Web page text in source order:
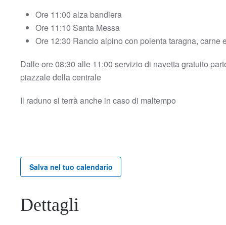
Ore 11:00 alza bandiera
Ore 11:10 Santa Messa
Ore 12:30 Rancio alpino con polenta taragna, carne
Dalle ore 08:30 alle 11:00 servizio di navetta gratuito
piazzale della centrale
Il raduno si terrà anche in caso di maltempo
Salva nel tuo calendario
Dettagli